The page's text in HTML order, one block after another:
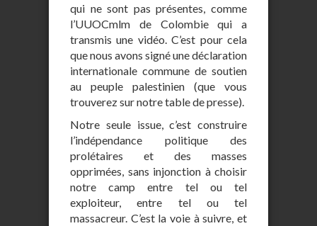
qui ne sont pas présentes, comme
l’UUOCmlm de Colombie qui a
transmis une vidéo. C’est pour cela
que nous avons signé une déclaration
internationale commune de soutien
au peuple palestinien (que vous
trouverez sur notre table de presse).
Notre seule issue, c’est construire
l’indépendance politique des
prolétaires et des masses
opprimées, sans injonction à choisir
notre camp entre tel ou tel
exploiteur, entre tel ou tel
massacreur. C’est la voie à suivre, et